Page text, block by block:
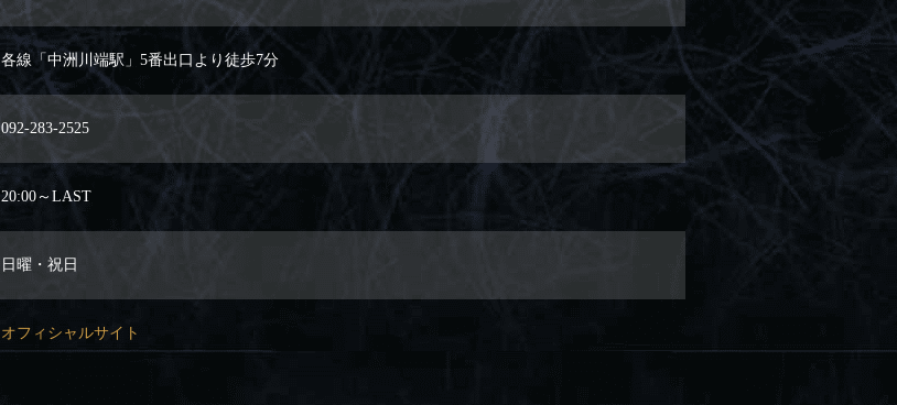
各線「中洲川端駅」5番出口より徒歩7分
092-283-2525
20:00～LAST
日曜・祝日
オフィシャルサイト